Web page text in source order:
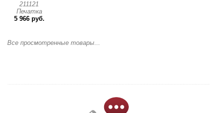
211121
Печатка
5 966 руб.
Все просмотренные товары...